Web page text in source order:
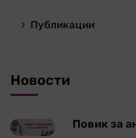
Публикации
Новости
Повик за